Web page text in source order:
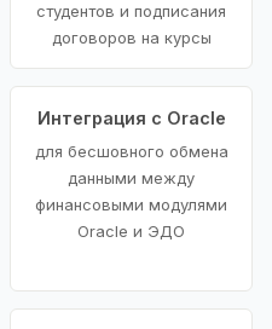
студентов и подписания
договоров на курсы
Интеграция с Oracle
для бесшовного обмена
данными между
финансовыми модулями
Oracle и ЭДО